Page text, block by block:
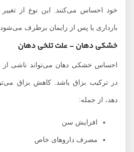
خود احساس می‌کنند. این نوع از تغییر
بارداری یا پس از زایمان برطرف می‌شود.
خشکی دهان – علت تلخی دهان
احساس خشکی دهان می‌تواند ناشی از کاهش
در ترکیب بزاق باشد. کاهش بزاق می‌تواند
دهد، از جمله:
افزایش سن
مصرف داروهای خاص